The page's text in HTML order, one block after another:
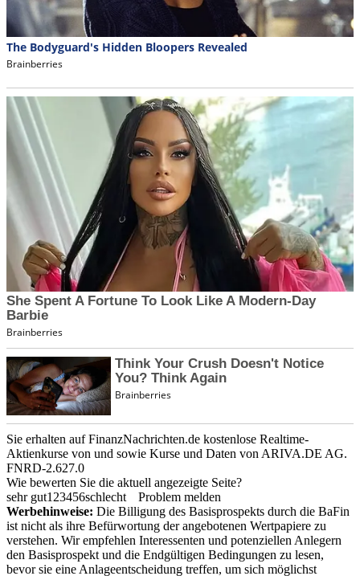
Sie erhalten auf FinanzNachrichten.de kostenlose Realtime-
Aktienkurse von und sowie Kurse und Daten von ARIVA.DE AG.
FNRD-2.627.0
Wie bewerten Sie die aktuell angezeigte Seite?
sehr gut1 23456schlecht
Problem melden
Werbehinweise: Die Billigung des Basisprospekts durch die BaFin
ist nicht als ihre Befürwortung der angebotenen Wertpapiere zu
verstehen. Wir empfehlen Interessenten und potenziellen Anlegern
den Basisprospekt und die Endgültigen Bedingungen zu lesen,
bevor sie eine Anlageentscheidung treffen, um sich möglichst